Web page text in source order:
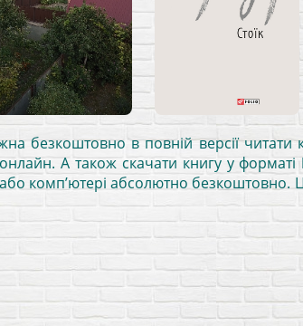
безкоштовно в повній версії
А також скачати книгу у форматі
комп’ютері абсолютно